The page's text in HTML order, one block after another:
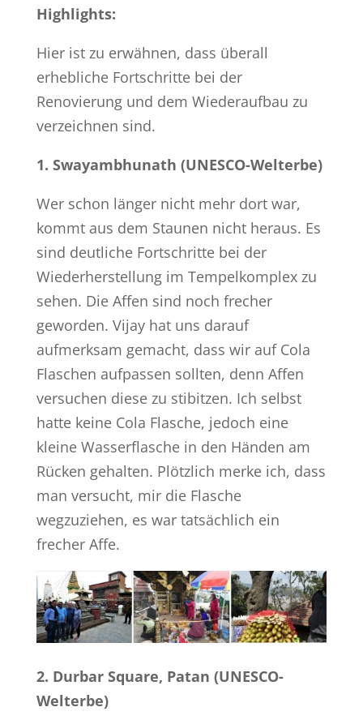
Highlights:
Hier ist zu erwähnen, dass überall
erhebliche Fortschritte bei der
Renovierung und dem Wiederaufbau zu
verzeichnen sind.
1. Swayambhunath (UNESCO-Welterbe)
Wer schon länger nicht mehr dort war,
kommt aus dem Staunen nicht heraus. Es
sind deutliche Fortschritte bei der
Wiederherstellung im Tempelkomplex zu
sehen. Die Affen sind noch frecher
geworden. Vijay hat uns darauf
aufmerksam gemacht, dass wir auf Cola
Flaschen aufpassen sollten, denn Affen
versuchen diese zu stibitzen. Ich selbst
hatte keine Cola Flasche, jedoch eine
kleine Wasserflasche in den Händen am
Rücken gehalten. Plötzlich merke ich, dass
man versucht, mir die Flasche
wegzuziehen, es war tatsächlich ein
frecher Affe.
2. Durbar Square, Patan (UNESCO-
Welterbe)